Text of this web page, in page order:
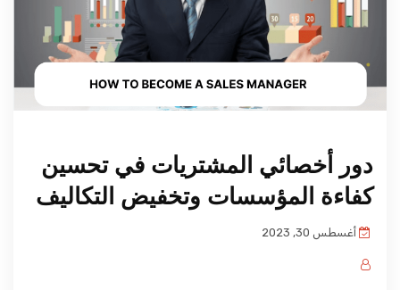
دور أخصائي المشتريات في تحسين
كفاءة المؤسسات وتخفيض التكاليف
أغسطس 30, 2023